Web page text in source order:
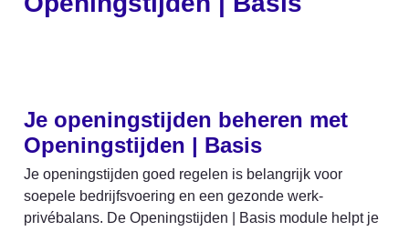
Je openingstijden beheren met
Openingstijden | Basis
Je openingstijden goed regelen is belangrijk voor
soepele bedrijfsvoering en een gezonde werk-
privébalans. De Openingstijden | Basis module helpt je